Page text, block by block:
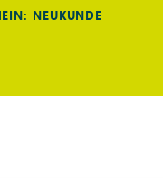
NEUKUNDE